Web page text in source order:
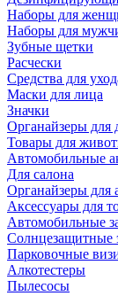
Наборы для
Наборы для
Зубные щетки
Расчески
Средства для
Маски для лица
Значки
Органайзеры для
Товары для
Автомобильные
Для салона
Органайзеры для
Аксессуары для
Автомобильные
Солнцезащитные
Парковочные
Алкотестеры
Пылесосы